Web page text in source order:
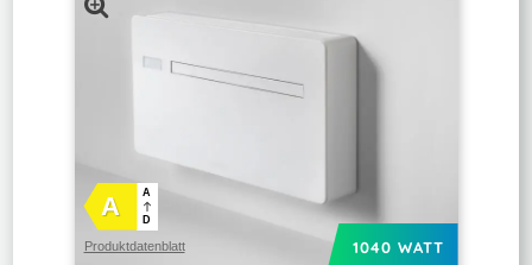
1040 WATT
A A
D
Produktdatenblatt